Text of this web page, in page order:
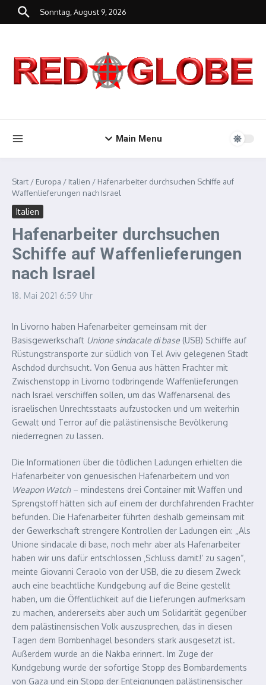
Zum Inhalt springen
Sonntag, August 9, 2026
Main Menu
Start / Europa / Italien / Hafenarbeiter durchsuchen Schiffe auf
Waffenlieferungen nach Israel
Italien
Hafenarbeiter durchsuchen
Schiffe auf Waffenlieferungen
nach Israel
18. Mai 2021 6:59 Uhr
In Livorno haben Hafenarbeiter gemeinsam mit der
Basisgewerkschaft Unione sindacale di base (USB) Schiffe auf
Rüstungstransporte zur südlich von Tel Aviv gelegenen Stadt
Aschdod durchsucht. Von Genua aus hätten Frachter mit
Zwischenstopp in Livorno todbringende Waffenlieferungen
nach Israel verschiffen sollen, um das Waffenarsenal des
israelischen Unrechtsstaats aufzustocken und um weiterhin
Gewalt und Terror auf die palästinensische Bevölkerung
niederregnen zu lassen.
Die Informationen über die tödlichen Ladungen erhielten die
Hafenarbeiter von genuesischen Hafenarbeitern und von
Weapon Watch– mindestens drei Container mit Waffen und
Sprengstoff hätten sich auf einem der durchfahrenden Frachter
befunden. Die Hafenarbeiter führten deshalb gemeinsam mit
der Gewerkschaft strengere Kontrollen der Ladungen ein: „Als
Unione sindacale di base, noch mehr aber als Hafenarbeiter
haben wir uns dafür entschlossen ‚Schluss damit!‘ zu sagen“,
meinte Giovanni Ceraolo von der USB, die zu diesem Zweck
auch eine beachtliche Kundgebung auf die Beine gestellt
haben, um die Öffentlichkeit auf die Lieferungen aufmerksam
zu machen, andererseits aber auch um Solidarität gegenüber
dem palästinensischen Volk auszusprechen, das in diesen
Tagen dem Bombenhagel besonders stark ausgesetzt ist.
Außerdem wurde an die Nakba erinnert. Im Zuge der
Kundgebung wurde der sofortige Stopp des Bombardements
von Gaza und ein Stopp der Enteignungen palästinensischer